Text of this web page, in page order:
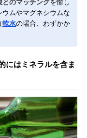
とのマッチングを愉し
ムやマグネシウムな
軟水の場合、わずかか
にはミネラルを含ま